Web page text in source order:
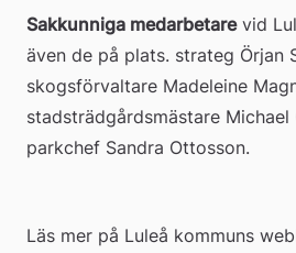
Sakkunniga medarbetare vid
även de på plats. strateg Örjan
skogsförvaltare Madeleine
stadsträdgårdsmästare Michael
parkchef Sandra Ottosson.
Läs mer på Luleå kommuns